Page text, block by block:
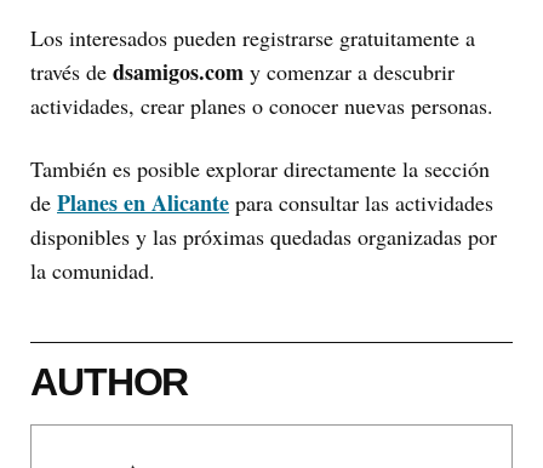
Los interesados pueden registrarse gratuitamente a
través de dsamigos.com y comenzar a descubrir
actividades, crear planes o conocer nuevas personas.
También es posible explorar directamente la sección
de Planes en Alicante para consultar las actividades
disponibles y las próximas quedadas organizadas por
la comunidad.
AUTHOR